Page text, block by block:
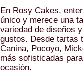
En Rosy Cakes,
único y merece una
variedad de diseños
gustos. Desde tartas
Canina, Pocoyo,
más sofisticadas
ocasión.